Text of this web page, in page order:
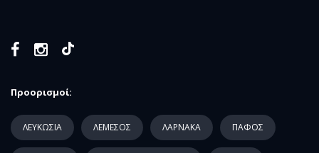
Προορισμοί:
ΛΕΥΚΩΣΙΑ ΛΕΜΕΣΟΣ ΛΑΡΝΑΚΑ ΠΑΦΟΣ